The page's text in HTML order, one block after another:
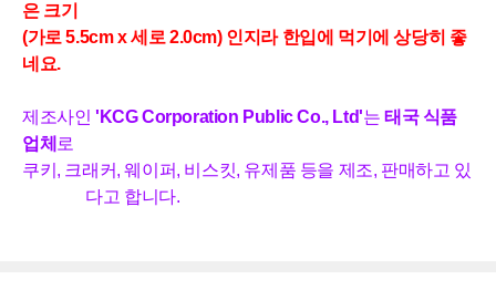
은 크기
(가로 5.5cm x 세로 2.0cm) 인지라 한입에 먹기에 상당히 좋
네요.
제조사인 'KCG Corporation Public Co., Ltd'는태국 식품
업체 로
쿠키, 크래커, 웨이퍼, 비스킷, 유제품 등을 제조, 판매하고 있
다고 합니다.